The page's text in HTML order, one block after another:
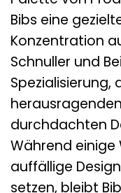
Bibs eine
Konzentration
Schnuller und
Spezialisierung,
durchdachten
Während
auffällige
setzen, bleibt